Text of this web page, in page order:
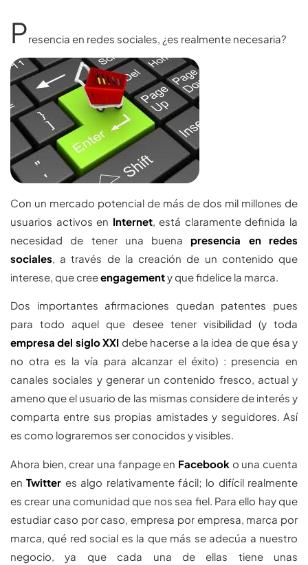
Presencia en redes sociales, ¿es realmente necesaria?
Con un mercado potencial de más de dos mil millones de
usuarios activos en Internet, está claramente definida la
necesidad de tener una buena presencia en redes
sociales , a través de la creación de un contenido que
interese, que creeengagementy que fidelice la marca.
Dos importantes afirmaciones quedan patentes pues
para todo aquel que desee tener visibilidad (y toda
empresa del siglo XXI debe hacerse a la idea de que ésa y
no otra es la vía para alcanzar el éxito) : presencia en
canales sociales y generar un contenido fresco, actual y
ameno que el usuario de las mismas considere de interés y
comparta entre sus propias amistades y seguidores. Así
es como lograremos ser conocidos y visibles.
Ahora bien, crear una fanpage en Facebook o una cuenta
en Twitter es algo relativamente fácil; lo difícil realmente
es crear una comunidad que nos sea fiel. Para ello hay que
estudiar caso por caso, empresa por empresa, marca por
marca, qué red social es la que más se adecúa a nuestro
negocio, ya que cada una de ellas tiene unas